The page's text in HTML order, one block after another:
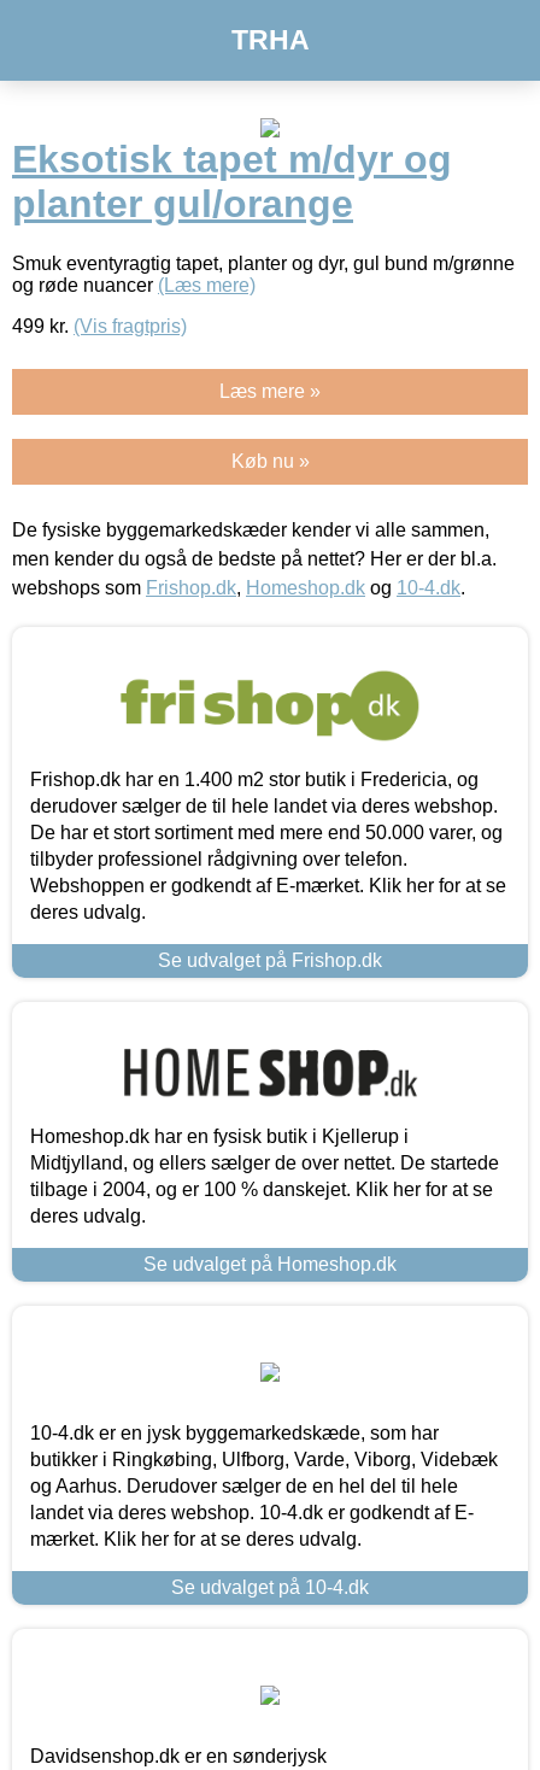
TRHA
Eksotisk tapet m/dyr og
planter gul/orange
Smuk eventyragtig tapet, planter og dyr, gul bund m/grønne
og røde nuancer (Læs mere)
499 kr. (Vis fragtpris)
Læs mere »
Køb nu »
De fysiske byggemarkedskæder kender vi alle sammen,
men kender du også de bedste på nettet? Her er der bl.a.
webshops som Frishop.dk, Homeshop.dk og 10-4.dk.
Frishop.dk har en 1.400 m2 stor butik i Fredericia, og
derudover sælger de til hele landet via deres webshop.
De har et stort sortiment med mere end 50.000 varer, og
tilbyder professionel rådgivning over telefon.
Webshoppen er godkendt af E-mærket. Klik her for at se
deres udvalg.
Se udvalget på Frishop.dk
Homeshop.dk har en fysisk butik i Kjellerup i
Midtjylland, og ellers sælger de over nettet. De startede
tilbage i 2004, og er 100 % danskejet. Klik her for at se
deres udvalg.
Se udvalget på Homeshop.dk
10-4.dk er en jysk byggemarkedskæde, som har
butikker i Ringkøbing, Ulfborg, Varde, Viborg, Videbæk
og Aarhus. Derudover sælger de en hel del til hele
landet via deres webshop. 10-4.dk er godkendt af E-
mærket. Klik her for at se deres udvalg.
Se udvalget på 10-4.dk
Davidsenshop.dk er en sønderjysk